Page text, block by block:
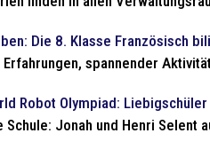
Die 8. Klasse Französisch
spannender
Robot Olympiad:
Jonah und Henri Selent